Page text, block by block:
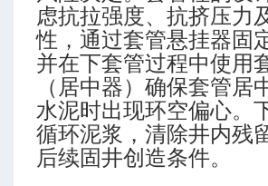
虑抗拉强度、抗挤压力
性，通过套管悬挂器固
并在下套管过程中使用
（居中器）确保套管居
水泥时出现环空偏心。
循环泥浆，清除井内残
后续固井创造条件。